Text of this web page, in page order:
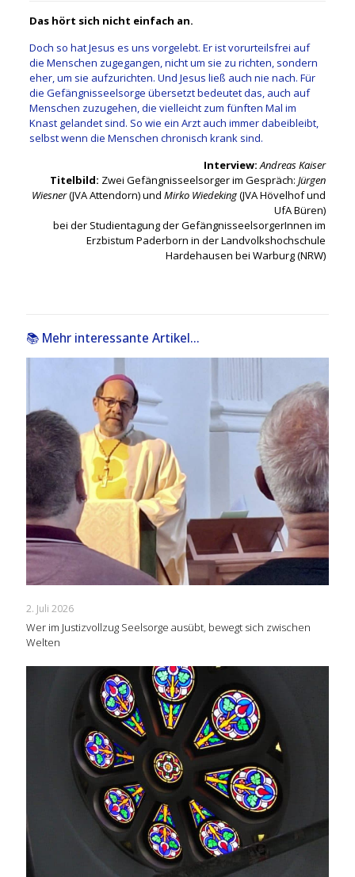
Das hört sich nicht einfach an.
Doch so hat Jesus es uns vorgelebt. Er ist vorurteilsfrei auf
die Menschen zugegangen, nicht um sie zu richten, sondern
eher, um sie aufzurichten. Und Jesus ließ auch nie nach. Für
die Gefängnisseelsorge übersetzt bedeutet das, auch auf
Menschen zuzugehen, die vielleicht zum fünften Mal im
Knast gelandet sind. So wie ein Arzt auch immer dabeibleibt,
selbst wenn die Menschen chronisch krank sind.
Interview: Andreas Kaiser
Titelbild: Zwei Gefängnisseelsorger im Gespräch:Jürgen
Wiesner(JVA Attendorn) undMirko Wiedeking(JVA Hövelhof und
UfA Büren)
bei der Studientagung der GefängnisseelsorgerInnen im
Erzbistum Paderborn in der Landvolkshochschule
Hardehausen bei Warburg (NRW)
📚 Mehr interessante Artikel...
2. Juli 2026
Wer im Justizvollzug Seelsorge ausübt, bewegt sich zwischen
Welten